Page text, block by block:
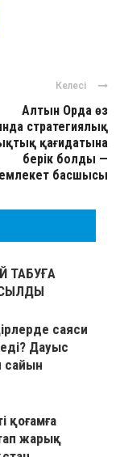
Келесі
Алтын Орда өз
стратегиялық
қағидатына
берік болды —
басшысы
ТАБУҒА
саяси
Дауыс
сайын
қоғамға
жарық